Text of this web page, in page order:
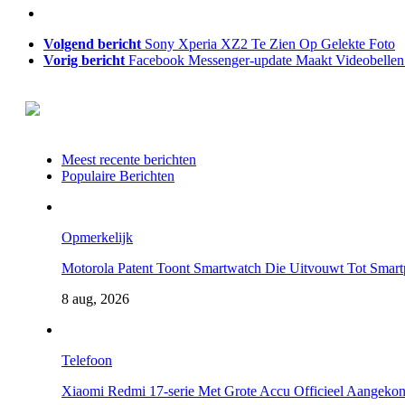
Volgend bericht Sony Xperia XZ2 Te Zien Op Gelekte Foto
Vorig bericht Facebook Messenger-update Maakt
Meest recente berichten
Populaire Berichten
Opmerkelijk
Motorola Patent Toont Smartwatch Die Uitvouwt Tot
8 aug, 2026
Telefoon
Xiaomi Redmi 17-serie Met Grote Accu Officieel